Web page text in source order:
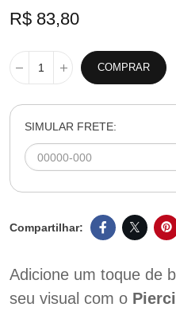
R$ 83,80
COMPRAR
SIMULAR FRETE:
Adicione um toque de
seu visual com o